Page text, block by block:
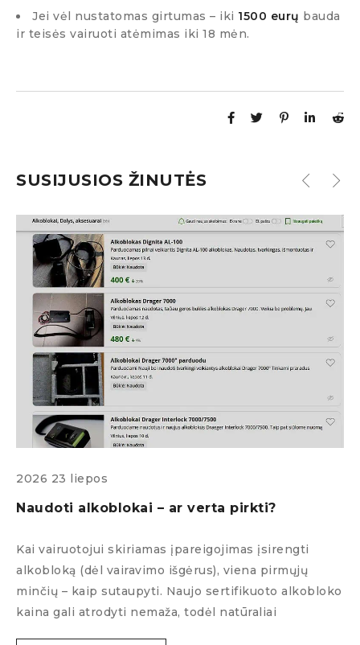
Jei vėl nustatomas girtumas – iki 1500 eurų bauda
ir teisės vairuoti atėmimas iki 18 mėn.
SUSIJUSIOS ŽINUTĖS
2026 23 liepos
Naudoti alkoblokai – ar verta pirkti?
Kai vairuotojui skiriamas įpareigojimas įsirengti
alkobloką (dėl vairavimo išgėrus), viena pirmųjų
minčių – kaip sutaupyti. Naujo sertifikuoto alkobloko
kaina gali atrodyti nemaža, todėl natūraliai